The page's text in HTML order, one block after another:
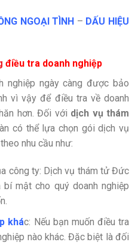
NGOẠI TÌNH – DẤU HIỆU
điều tra doanh nghiệp
nghiệp ngày càng được bảo
vì vậy để điều tra về doanh
hơn. Đối với dịch vụ thám
có thể lựa chọn gói dịch vụ
nhu cầu như:
công ty: Dịch vụ thám tử Đức
mật cho quý doanh nghiệp
khác: Nếu bạn muốn điều tra
nào khác. Đặc biệt là đối